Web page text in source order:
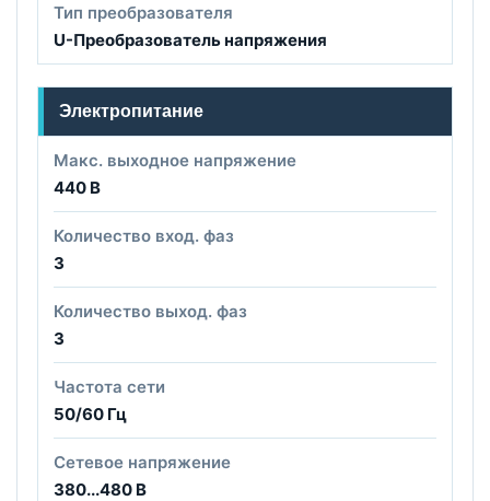
Тип преобразователя
U-Преобразователь напряжения
Электропитание
Макс. выходное напряжение
440 В
Количество вход. фаз
3
Количество выход. фаз
3
Частота сети
50/60 Гц
Сетевое напряжение
380...480 В